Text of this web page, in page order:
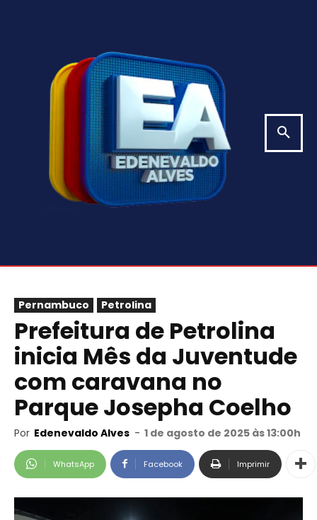
Pernambuco Petrolina
Prefeitura de Petrolina
inicia Mês da Juventude
com caravana no
Parque Josepha Coelho
Por Edenevaldo Alves - 1 de agosto de 2025 às 13:00h
WhatsApp Facebook Imprimir